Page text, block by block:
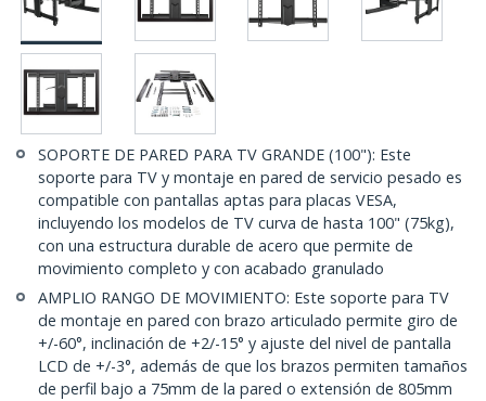
SOPORTE DE PARED PARA TV GRANDE (100"): Este
soporte para TV y montaje en pared de servicio pesado es
compatible con pantallas aptas para placas VESA,
incluyendo los modelos de TV curva de hasta 100" (75kg),
con una estructura durable de acero que permite de
movimiento completo y con acabado granulado
AMPLIO RANGO DE MOVIMIENTO: Este soporte para TV
de montaje en pared con brazo articulado permite giro de
+/-60°, inclinación de +2/-15° y ajuste del nivel de pantalla
LCD de +/-3°, además de que los brazos permiten tamaños
de perfil bajo a 75mm de la pared o extensión de 805mm